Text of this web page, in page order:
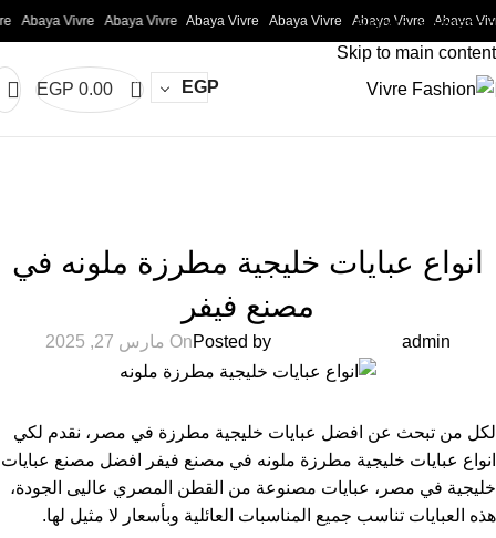
Skip to navigation
Skip to main content
Abaya Vivre Abaya Vivre Abaya Vivre Abaya Vivre Abaya Vivre Abaya Vivre
EGP
0
EGP 0.00
انواع عبايات خليجية مطرزة ملونه في
مصنع فيفر
Posted by admin On مارس 27, 2025
لكل من تبحث عن افضل عبايات خليجية مطرزة في مصر، نقدم لكي
انواع عبايات خليجية مطرزة ملونه في مصنع فيفر افضل مصنع عبايات
خليجية في مصر، عبايات مصنوعة من القطن المصري عاليى الجودة،
هذه العبايات تناسب جميع المناسبات العائلية وبأسعار لا مثيل لها.